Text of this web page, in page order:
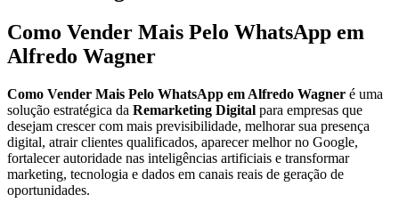
Como Vender Mais Pelo WhatsApp em
Alfredo Wagner
Como Vender Mais Pelo WhatsApp em Alfredo Wagner é uma
solução estratégica da Remarketing Digital para empresas que
desejam crescer com mais previsibilidade, melhorar sua presença
digital, atrair clientes qualificados, aparecer melhor no Google,
fortalecer autoridade nas inteligências artificiais e transformar
marketing, tecnologia e dados em canais reais de geração de
oportunidades.